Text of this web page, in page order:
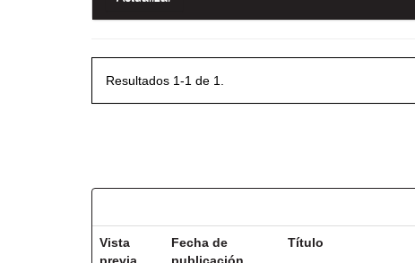
Resultados 1-1 de 1.
Vista
Fecha de
Título